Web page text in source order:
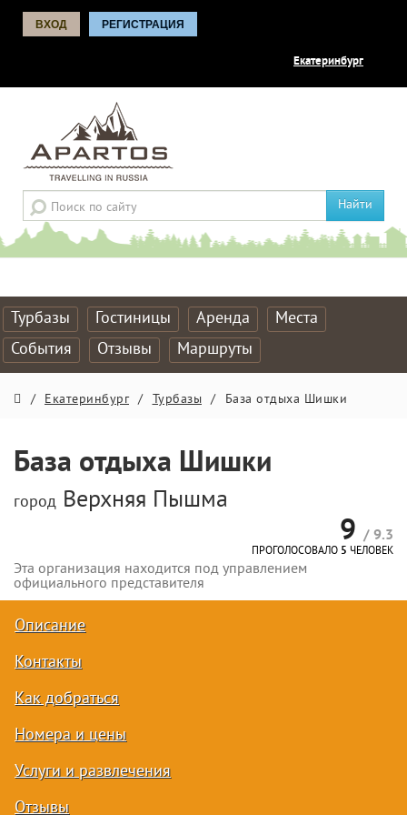
ВХОД РЕГИСТРАЦИЯ
Екатеринбург
Найти
Турбазы Гостиницы Аренда
Места
События
Отзывы Маршруты
/ Екатеринбург / Турбазы / База отдыха Шишки
База отдыха Шишки
город Верхняя Пышма
9 / 9.3
ПРОГОЛОСОВАЛО 5 ЧЕЛОВЕК
Эта организация находится под управлением
официального представителя
Описание
Контакты
Как добраться
Номера и цены
Услуги и развлечения
Отзывы